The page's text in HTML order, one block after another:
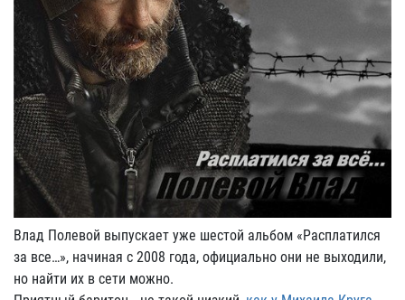
Влад Полевой выпускает уже шестой альбом «Расплатился
за все…», начиная с 2008 года, официально они не выходили,
но найти их в сети можно.